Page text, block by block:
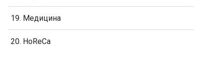
19. Медицина
20. HoReCa